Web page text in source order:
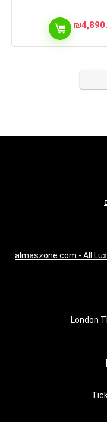
₪
almaszone.com - All
London